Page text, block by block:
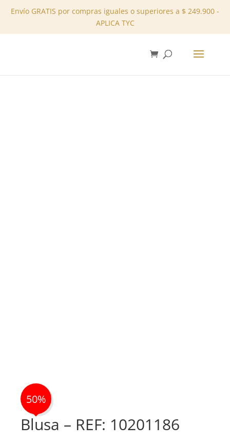
Envío GRATIS por compras iguales o superiores a $ 249.900 -
APLICA TYC
✕
50%
Blusa – REF: 10201186